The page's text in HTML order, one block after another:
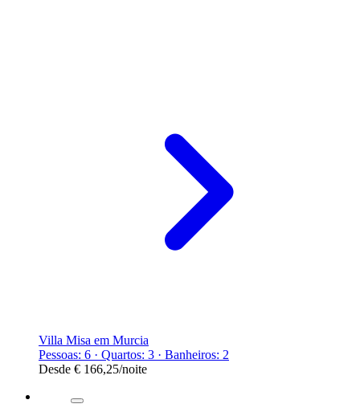
Villa Misa em Murcia
Pessoas: 6 · Quartos: 3 · Banheiros: 2
Desde € 166,25/noite